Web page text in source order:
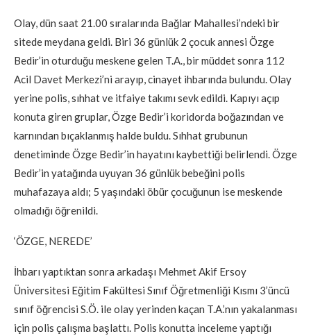
Olay, dün saat 21.00 sıralarında Bağlar Mahallesi’ndeki bir
sitede meydana geldi. Biri 36 günlük 2 çocuk annesi Özge
Bedir’in oturduğu meskene gelen T.A., bir müddet sonra 112
Acil Davet Merkezi’ni arayıp, cinayet ihbarında bulundu. Olay
yerine polis, sıhhat ve itfaiye takımı sevk edildi. Kapıyı açıp
konuta giren gruplar, Özge Bedir’i koridorda boğazından ve
karnından bıçaklanmış halde buldu. Sıhhat grubunun
denetiminde Özge Bedir’in hayatını kaybettiği belirlendi. Özge
Bedir’in yatağında uyuyan 36 günlük bebeğini polis
muhafazaya aldı; 5 yaşındaki öbür çocuğunun ise meskende
olmadığı öğrenildi.
‘ÖZGE, NEREDE’
İhbarı yaptıktan sonra arkadaşı Mehmet Akif Ersoy
Üniversitesi Eğitim Fakültesi Sınıf Öğretmenliği Kısmı 3’üncü
sınıf öğrencisi S.Ö. ile olay yerinden kaçan T.A.’nın yakalanması
için polis çalışma başlattı. Polis konutta inceleme yaptığı